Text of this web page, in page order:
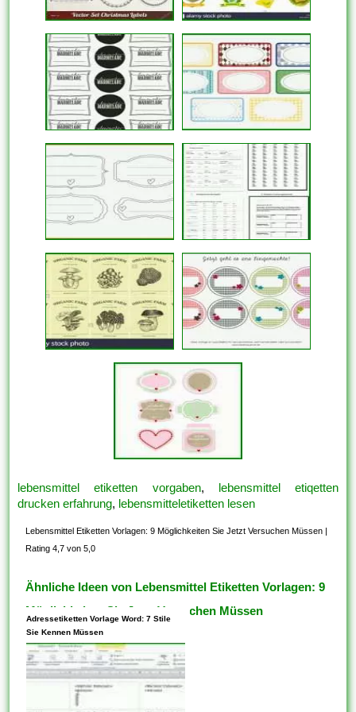
lebensmittel etiketten vorgaben, lebensmittel etiqetten
drucken erfahrung, lebensmitteletiketten lesen
Lebensmittel Etiketten Vorlagen: 9 Möglichkeiten Sie Jetzt Versuchen Müssen |
Rating 4,7 von 5,0
Ähnliche Ideen von Lebensmittel Etiketten Vorlagen: 9
Möglichkeiten Sie Jetzt Versuchen Müssen
Adressetiketten Vorlage Word: 7 Stile
Sie Kennen Müssen